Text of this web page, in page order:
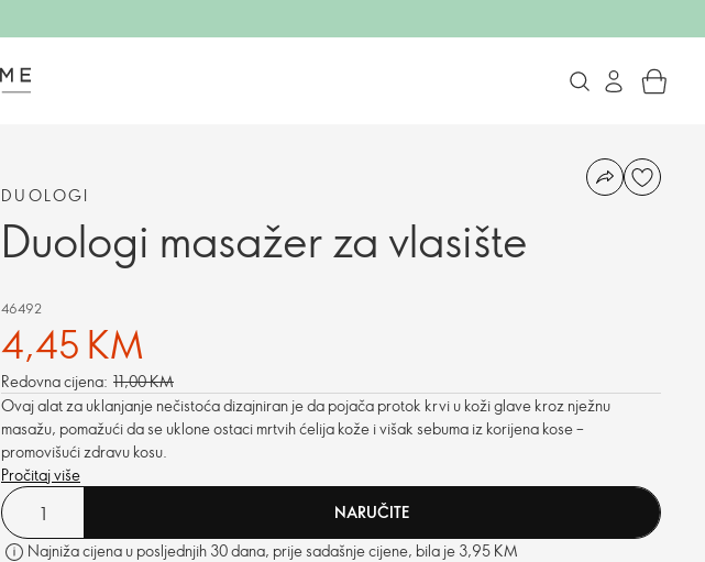
DUOLOGI
Duologi masažer za vlasište
46492
4,45 KM
Redovna cijena: 11,00 KM
Ovaj alat za uklanjanje nečistoća dizajniran je da pojača protok krvi u koži glave kroz nježnu
masažu, pomažući da se uklone ostaci mrtvih ćelija kože i višak sebuma iz korijena kose –
promovišući zdravu kosu.
Pročitaj više
NARUČITE
Najniža cijena u posljednjih 30 dana, prije sadašnje cijene, bila je 3,95 KM